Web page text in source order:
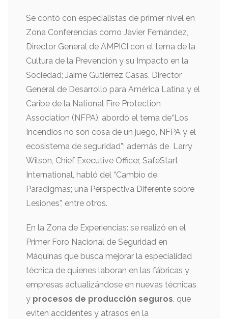
Se contó con especialistas de primer nivel en
Zona Conferencias como Javier Fernández,
Director General de AMPICI con el tema de la
Cultura de la Prevención y su Impacto en la
Sociedad; Jaime Gutiérrez Casas, Director
General de Desarrollo para América Latina y el
Caribe de la National Fire Protection
Association (NFPA), abordó el tema de“Los
Incendios no son cosa de un juego, NFPA y el
ecosistema de seguridad”; además de Larry
Wilson, Chief Executive Officer, SafeStart
International, habló del “Cambio de
Paradigmas; una Perspectiva Diferente sobre
Lesiones”, entre otros.
En la Zona de Experiencias: se realizó en el
Primer Foro Nacional de Seguridad en
Máquinas que busca mejorar la especialidad
técnica de quienes laboran en las fábricas y
empresas actualizándose en nuevas técnicas
y procesos de producción seguros, que
eviten accidentes y atrasos en la